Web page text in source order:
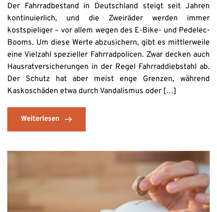
Der Fahrradbestand in Deutschland steigt seit Jahren
kontinuierlich, und die Zweiräder werden immer
kostspieliger – vor allem wegen des E-Bike- und Pedelec-
Booms. Um diese Werte abzusichern, gibt es mittlerweile
eine Vielzahl spezieller Fahrradpolicen. Zwar decken auch
Hausratversicherungen in der Regel Fahrraddiebstahl ab.
Der Schutz hat aber meist enge Grenzen, während
Kaskoschäden etwa durch Vandalismus oder […]
Weiterlesen